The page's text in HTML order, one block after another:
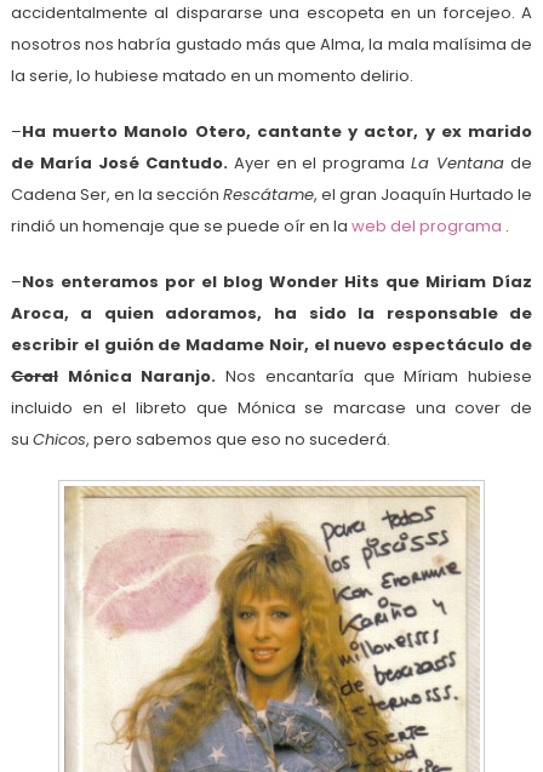
accidentalmente al dispararse una escopeta en un forcejeo. A
nosotros nos habría gustado más que Alma, la mala malísima de
la serie, lo hubiese matado en un momento delirio.
–Ha muerto Manolo Otero, cantante y actor, y ex marido
de María José Cantudo.Ayer en el programaLa Ventana de
Cadena Ser, en la sección Rescátame, el gran Joaquín Hurtado le
rindió un homenaje que se puede oír en la web del programa .
–Nos enteramos por el blog Wonder Hits que Miriam Díaz
Aroca, a quien adoramos, ha sido la responsable de
escribir el guión de Madame Noir, el nuevo espectáculo de
CoralMónica Naranjo.Nos encantaría que Míriam hubiese
incluido en el libreto que Mónica se marcase una cover de
su Chicos, pero sabemos que eso no sucederá.